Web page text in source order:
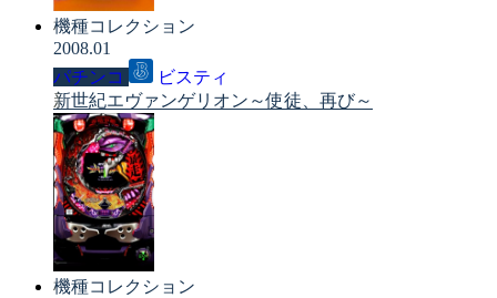
機種コレクション
2008.01
パチンコ
ビスティ
新世紀エヴァンゲリオン～使徒、再び～
機種コレクション